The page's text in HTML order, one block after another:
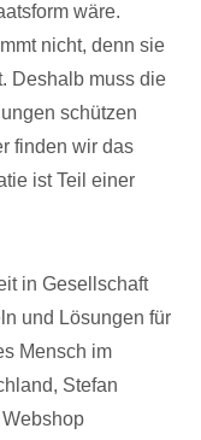
wäre.
nicht, denn sie
Deshalb muss die
schützen
finden wir das
ist Teil einer
in Gesellschaft
und Lösungen für
Mensch im
Stefan